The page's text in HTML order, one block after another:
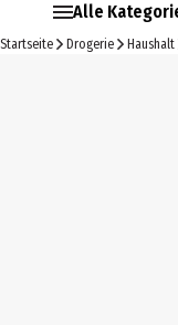
Alle
Startseite Drogerie Haushalt